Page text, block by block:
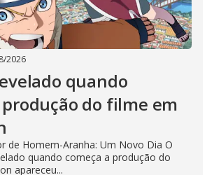
2026
quando
do filme em
de Homem-Aranha: Um Novo Dia O
quando começa a produção do
apareceu...